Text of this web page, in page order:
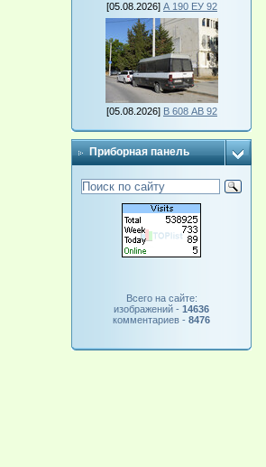
[05.08.2026] А 190 ЕУ 92
[05.08.2026] В 608 АВ 92
Приборная панель
Всего на сайте:
изображений -14636
комментариев -8476